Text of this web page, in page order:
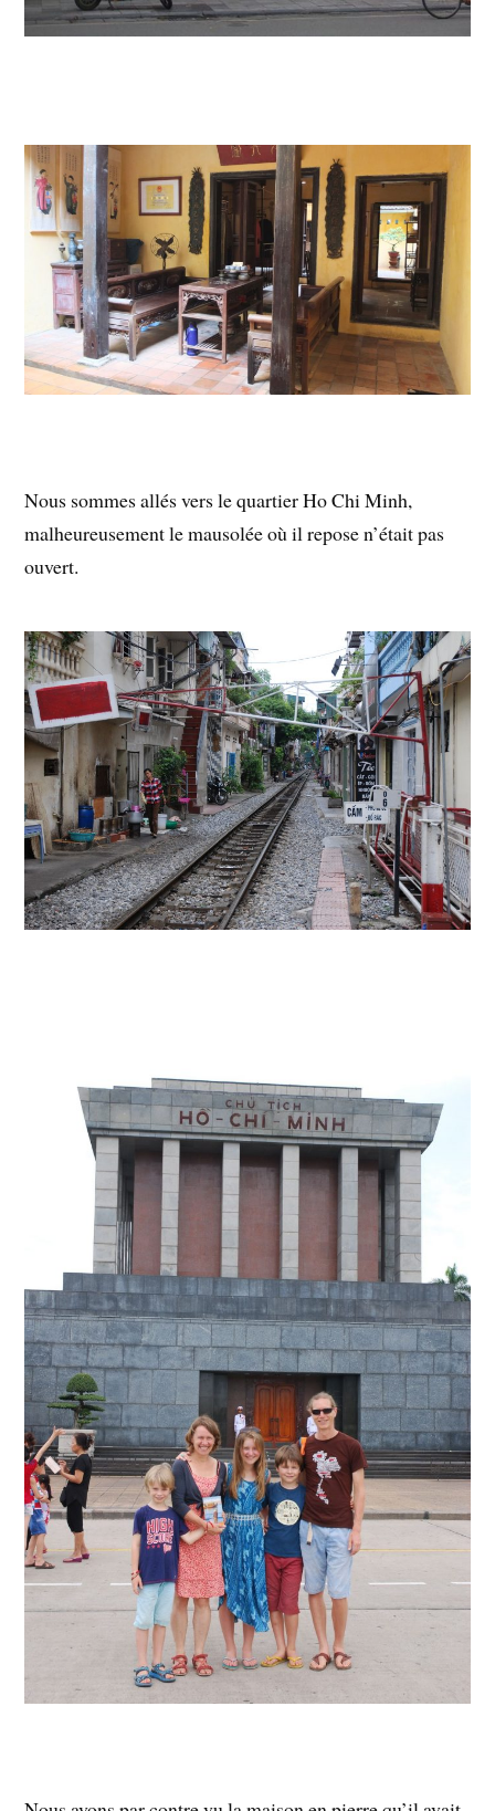
Nous sommes allés vers le quartier Ho Chi Minh,
malheureusement le mausolée où il repose n’était pas
ouvert.